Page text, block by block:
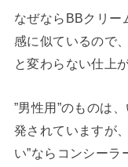
なぜならBBクリー
感に似ているので
と変わらない仕上
”男性用”のものは
発されていますが
い”ならコンシー